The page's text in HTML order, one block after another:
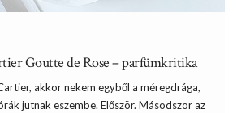
Goutte de Rose – parfümkritika
akkor nekem egyből a méregdrága,
jutnak eszembe. Először. Másodszor az